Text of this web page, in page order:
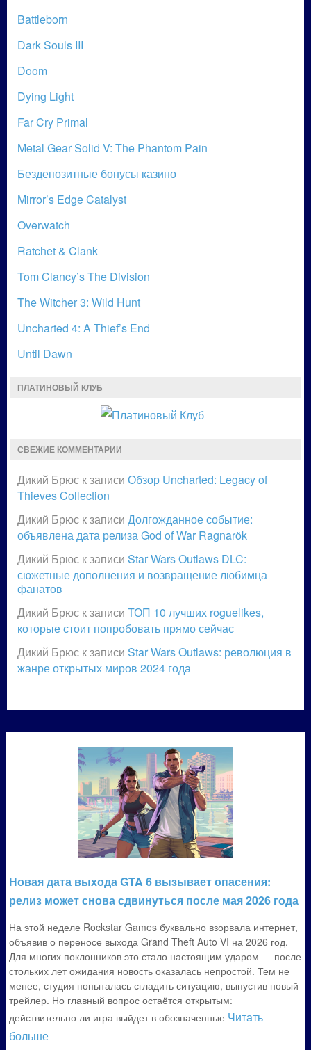
Battleborn
Dark Souls III
Doom
Dying Light
Far Cry Primal
Metal Gear Solid V: The Phantom Pain
Бездепозитные бонусы казино
Mirror’s Edge Catalyst
Overwatch
Ratchet & Clank
Tom Clancy’s The Division
The Witcher 3: Wild Hunt
Uncharted 4: A Thief’s End
Until Dawn
ПЛАТИНОВЫЙ КЛУБ
СВЕЖИЕ КОММЕНТАРИИ
Дикий Брюс к записи Обзор Uncharted: Legacy of
Thieves Collection
Дикий Брюс к записи Долгожданное событие:
объявлена дата релиза God of War Ragnarök
Дикий Брюс к записи Star Wars Outlaws DLC:
сюжетные дополнения и возвращение любимца
фанатов
Дикий Брюс к записи ТОП 10 лучших roguelikes,
которые стоит попробовать прямо сейчас
Дикий Брюс к записи Star Wars Outlaws: революция в
жанре открытых миров 2024 года
Новая дата выхода GTA 6 вызывает опасения:
релиз может снова сдвинуться после мая 2026 года
На этой неделе Rockstar Games буквально взорвала интернет,
объявив о переносе выхода Grand Theft Auto VI на 2026 год.
Для многих поклонников это стало настоящим ударом — после
стольких лет ожидания новость оказалась непростой. Тем не
менее, студия попыталась сгладить ситуацию, выпустив новый
трейлер. Но главный вопрос остаётся открытым:
действительно ли игра выйдет в обозначенные Читать
больше